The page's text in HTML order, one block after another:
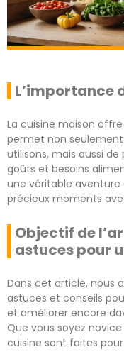
L’importance
La cuisine maison
permet non
utilisons, mais aussi de
goûts et besoins
une véritable
précieux moments
Objectif de
astuces pour
Dans cet article, nous
astuces et conseils
et améliorer encore
Que vous soyez
cuisine sont faites